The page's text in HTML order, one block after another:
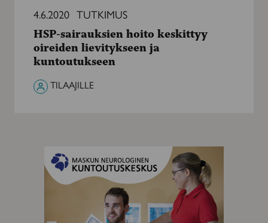
sairauksien
hoito
keskittyy
oireiden
lievitykseen
kuntoutukseen
4.6.2020 TUTKIMUS
HSP-sairauksien hoito keskittyy
oireiden lievitykseen ja
kuntoutukseen
TILAAJILLE